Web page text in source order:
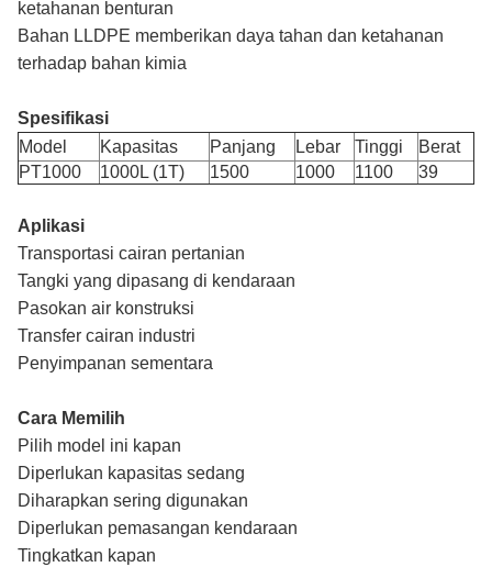
ketahanan benturan
Bahan LLDPE memberikan daya tahan dan ketahanan
terhadap bahan kimia
Spesifikasi
Model
Kapasitas Panjang Lebar Tinggi
Berat
PT1000
1000L (1T) 1500 1000 1100 39
Aplikasi
Transportasi cairan pertanian
Tangki yang dipasang di kendaraan
Pasokan air konstruksi
Transfer cairan industri
Penyimpanan sementara
Cara Memilih
Pilih model ini kapan
Diperlukan kapasitas sedang
Diharapkan sering digunakan
Diperlukan pemasangan kendaraan
Tingkatkan kapan